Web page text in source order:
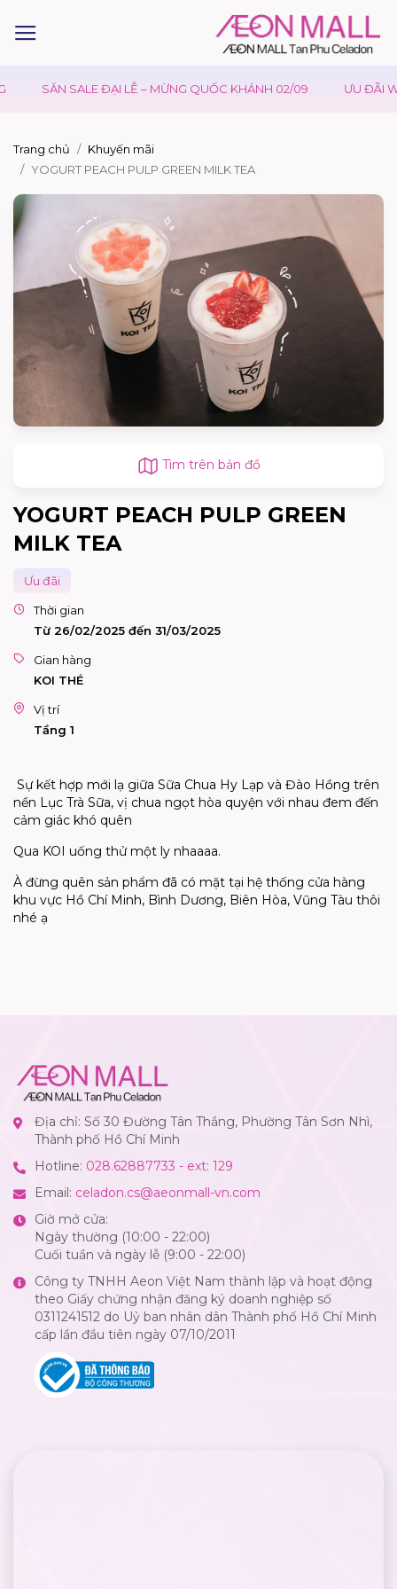
SĂN SALE ĐẠI LỄ – MỪNG QUỐC KHÁNH 02/09 ƯU ĐÃI
Trang chủ
Khuyến mãi
YOGURT PEACH PULP GREEN MILK TEA
Tìm trên bản đồ
YOGURT PEACH PULP GREEN
MILK TEA
Ưu đãi
Thời gian
Từ 26/02/2025 đến 31/03/2025
Gian hàng
KOI THÉ
Vị trí
Tầng 1
Sự kết hợp mới lạ giữa Sữa Chua Hy Lạp và Đào Hồng trên
nền Lục Trà Sữa, vị chua ngọt hòa quyện với nhau đem đến
cảm giác khó quên
Qua KOI uống thử một ly nhaaaa.
À đừng quên sản phẩm đã có mặt tại hệ thống cửa hàng
khu vực Hồ Chí Minh, Bình Dương, Biên Hòa, Vũng Tàu thôi
nhé ạ
Địa chỉ: Số 30 Đường Tân Thắng, Phường Tân Sơn Nhì,
Thành phố Hồ Chí Minh
Hotline: 028.62887733 - ext: 129
Email: celadon.cs@aeonmall-vn.com
Giờ mở cửa:
Ngày thường (10:00 - 22:00)
Cuối tuần và ngày lễ (9:00 - 22:00)
Công ty TNHH Aeon Việt Nam thành lập và hoạt động
theo Giấy chứng nhận đăng ký doanh nghiệp số
0311241512 do Uỷ ban nhân dân Thành phố Hồ Chí Minh
cấp lần đầu tiên ngày 07/10/2011